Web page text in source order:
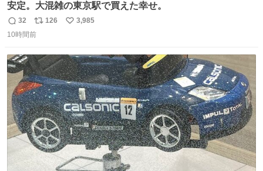
安定。大混雑の東京駅で買えた幸せ。
返
信
32
リ
ポ
ト
数
126
い
数
3,985
10時間前